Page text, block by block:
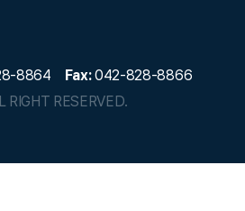
8864 Fax:042-828-8866
RIGHT RESERVED.